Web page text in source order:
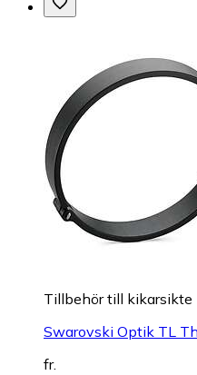
Tillbehör till kikarsikte
Swarovski Optik TL
fr.